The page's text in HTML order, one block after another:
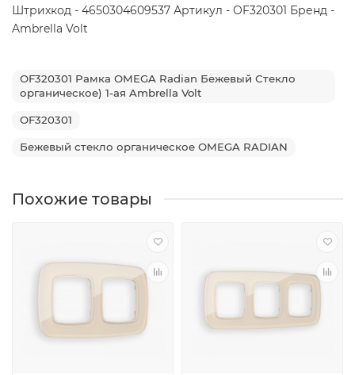
Штрихкод - 4650304609537 Артикул - OF320301 Бренд -
Ambrella Volt
OF320301 Рамка OMEGA Radian Бежевый Стекло
органическое) 1-ая Ambrella Volt
OF320301
Бежевый стекло органическое OMEGA RADIAN
Похожие товары